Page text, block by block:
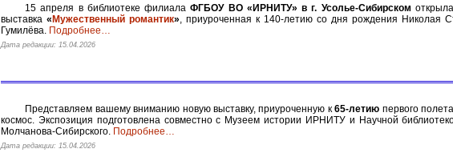
15 апреля в библиотеке филиалаФГБОУ ВО «ИРНИТУ» в г. Усолье-Сибирском
выставка « Мужественный романтик», приуроченная к 140-летию со дня рождения Николая
Гумилёва. Подробнее…
Дата редакции: 15.04.2026
Представляем вашему вниманию новую выставку, приуроченную к65-летию первого
космос. Экспозиция подготовлена совместно с Музеем истории ИРНИТУ и Научной
Молчанова-Сибирского. Подробнее…
Дата редакции: 15.04.2026